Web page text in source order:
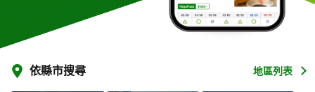
依縣市搜尋 地區列表